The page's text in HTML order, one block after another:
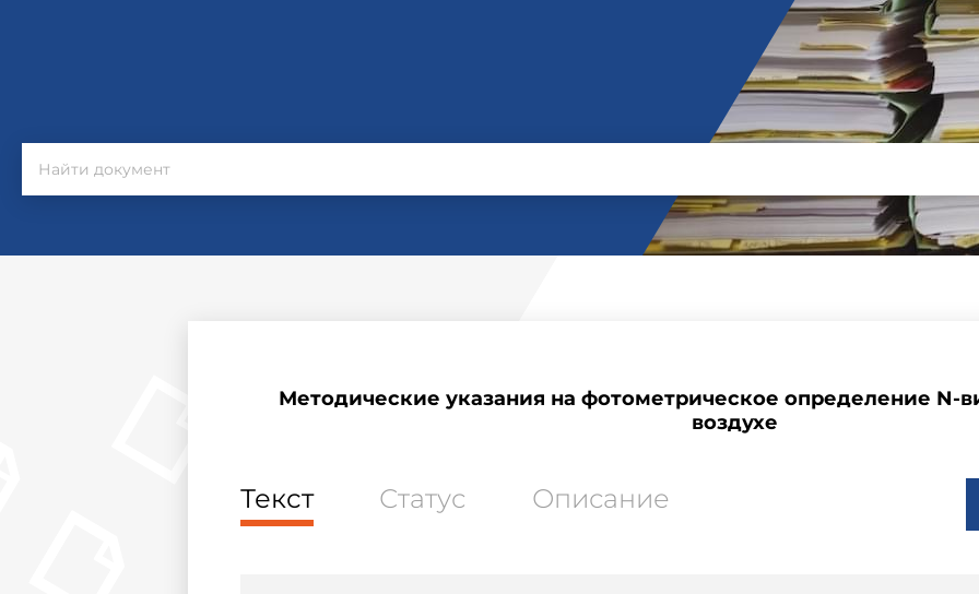
Методические указания на фотометрическое определение N-
воздухе
Текст Статус Описание